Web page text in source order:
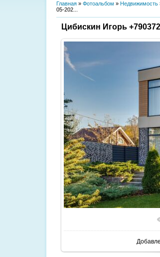
Главная » Фотоальбом » Недвижимость
05-202...
Цибискин Игорь
В